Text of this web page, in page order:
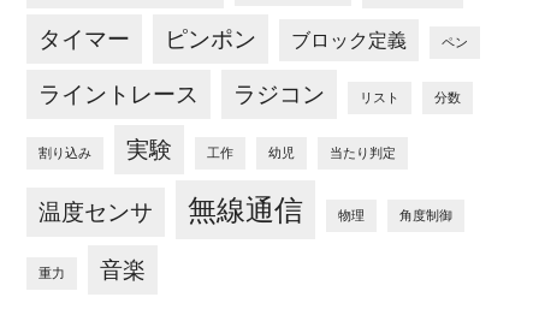
タイマー ピンポン ブロック定義 ペン
ライントレース ラジコン リスト 分数
割り込み 実験 工作 幼児 当たり判定
温度センサ 無線通信 物理 角度制御
重力 音楽